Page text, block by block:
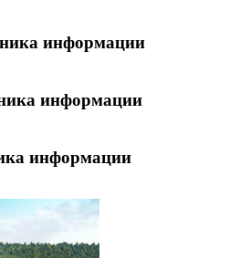
информации
информации
информации